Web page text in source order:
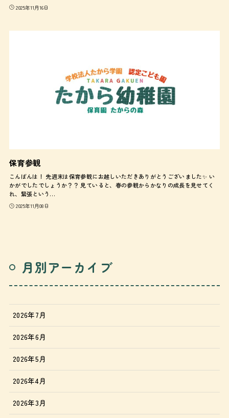
2025年11月16日
保育参観
こんばんは！ 先週末は保育参観にお越しいただきありがとうございました✨ い
かがでしたでしょうか？？ 見ていると、春の参観からかなりの成長を見せてく
れ、緊張という…
2025年11月08日
月別アーカイブ
2026年7月
2026年6月
2026年5月
2026年4月
2026年3月